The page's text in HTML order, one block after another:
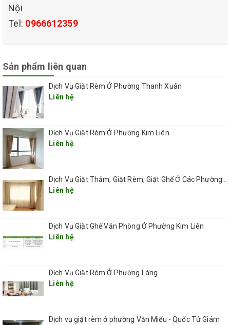
dịch vụ giặt rèm cửa
chuyên nghiệp tại quận hai bà trưng hà nội
BẢNG GIÁ DỊCH VỤ GIẶT RÈM GIÁ RẺ TẠI QUẬN HAI BÀ
TRƯNG HÀ NỘI
QHT VIỆT NAM là đơn vị cung cấp các dịch vụ vệ sinh công
nghiệp chuyên nghiệp, uy tín, giá rẻ, chúng tôi tự tin mang đến
cho khách hàng giải pháp giặt rèm cửa ưu việt, chất lượng tuyệt
vời, giá cả hoàn toàn tương xứng với hiệu quả công việc.
Đến với dịch vụ giặt rèm của QHT VIỆT NAM, bạn vừa được trải
nghiệm một dịch vụ tiện ích hoàn hảo lại vừa không phải lo lắng
những tấm rèm cửa của gia đình bạn được:
– Giặt sạch sẽ từ sâu bên trong từng lớp vải
– Loại bỏ 100% bụi bẩn, tiêu diệt vi khuẩn, nấm mốc
– Đánh tan hoàn toàn tất cả những vết bẩn cứng đầu nhất
ngọt ngào từ công nghệ xông tinh dầu thiên nhiên.
Nội
Tel: 0966612359
Sản phẩm liên quan
Dịch Vụ Giặt Rèm Ở Phường Thanh Xuân
Liên hệ
Dịch Vụ Giặt Rèm Ở Phường Kim Liên
Liên hệ
Dịch Vụ Giặt Thảm, Giặt Rèm, Giặt Ghế Ở Các Phường Hà Nội
Liên hệ
Dịch Vụ Giặt Ghế Văn Phòng Ở Phường Kim Liên
Liên hệ
Dịch Vụ Giặt Rèm Ở Phường Láng
Liên hệ
Dịch vụ giặt rèm ở phường Văn Miếu - Quốc Tử Giám